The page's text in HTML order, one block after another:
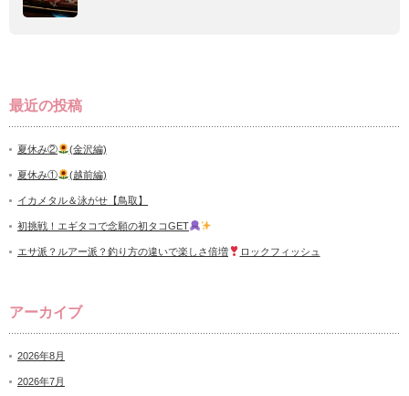
最近の投稿
夏休み② (金沢編)
夏休み① (越前編)
イカメタル＆泳がせ【鳥取】
初挑戦！エギタコで念願の初タコGET
エサ派？ルアー派？釣り方の違いで楽しさ倍増 ロックフィッシュ
アーカイブ
2026年8月
2026年7月